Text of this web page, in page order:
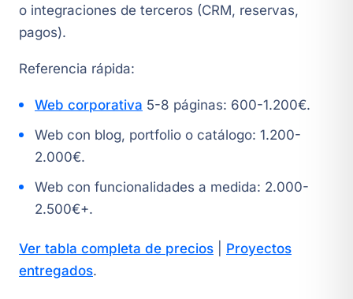
o integraciones de terceros (CRM, reservas,
pagos).
Referencia rápida:
Web corporativa 5-8 páginas: 600-1.200€.
Web con blog, portfolio o catálogo: 1.200-
2.000€.
Web con funcionalidades a medida: 2.000-
2.500€+.
Ver tabla completa de precios
Proyectos
entregados.